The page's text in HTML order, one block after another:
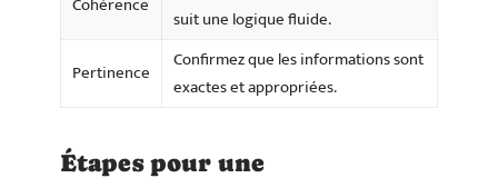
suit une logique fluide.
Pertinence
Confirmez que les informations sont
exactes et appropriées.
Étapes pour une